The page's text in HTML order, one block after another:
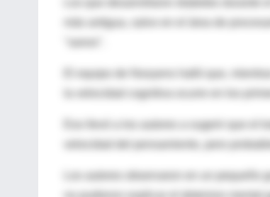
más antigua, salvo en el área de
El equipo de Nooyens halló que,
la velocidad cognitiva ocurre en los
Eso llevó a los autores a sugerir que el
velocidad del pensamiento, pero
Los autores observaron en un pequeño